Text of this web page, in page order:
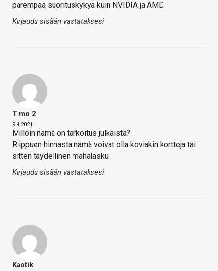
parempaa suorituskykyä kuin NVIDIA ja AMD.
Kirjaudu sisään vastataksesi
Timo 2
9.4.2021
Milloin nämä on tarkoitus julkaista?
Riippuen hinnasta nämä voivat olla koviakin kortteja tai
sitten täydellinen mahalasku.
Kirjaudu sisään vastataksesi
Kaotik